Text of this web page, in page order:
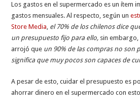
Los gastos en el supermercado es un ítem
gastos mensuales. Al respecto, según un
Store Media, el 70% de los chilenos dice
un presupuesto fijo para ello, sin embargo,
arrojó que un 90% de las compras no son
significa que muy pocos son capaces de
A pesar de esto, cuidar el presupuesto es
ahorrar dinero en el supermercado con